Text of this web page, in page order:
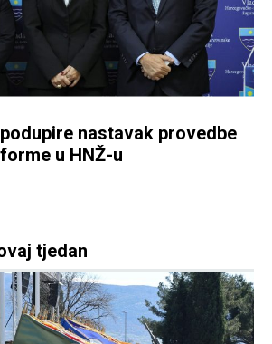
nastavak provedbe
u HNŽ-u
tjedan